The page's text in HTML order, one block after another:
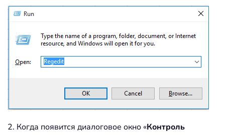
2. Когда появится диалоговое окно «Контроль